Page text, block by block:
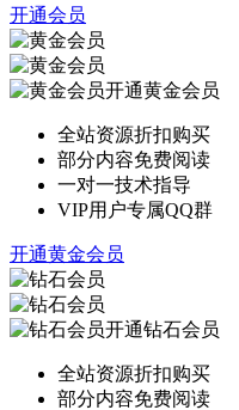
开通会员
开通黄金会员
全站资源折扣购买
部分内容免费阅读
一对一技术指导
VIP用户专属QQ群
开通黄金会员
开通钻石会员
全站资源折扣购买
部分内容免费阅读